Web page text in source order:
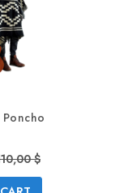
base
$